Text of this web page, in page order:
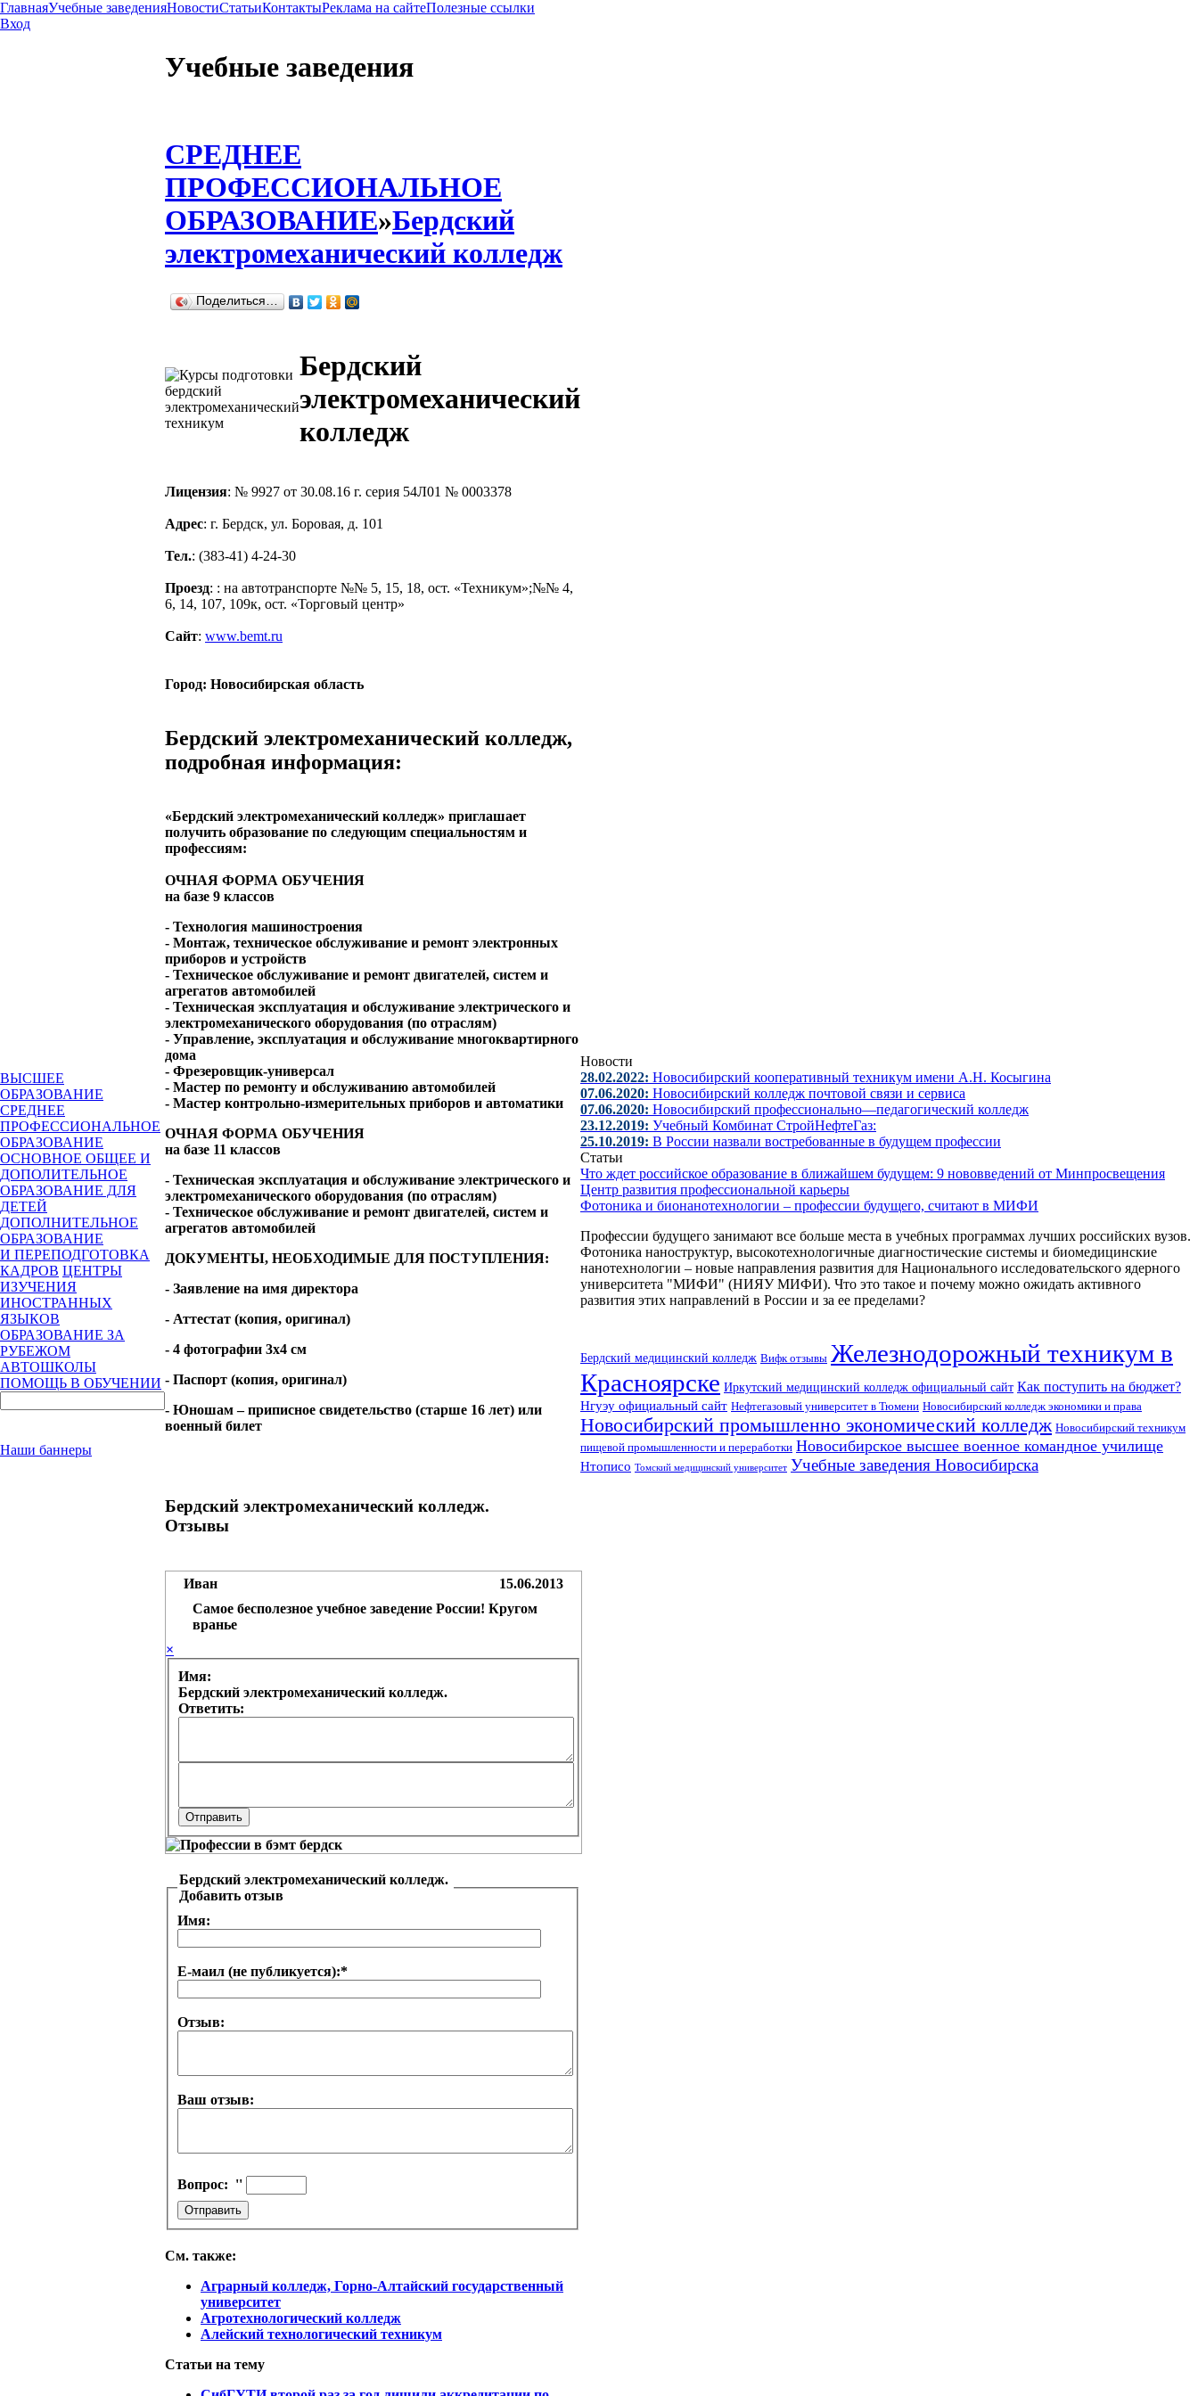
ГлавнаяУчебные заведенияНовостиСтатьиКонтактыРеклама на сайтеПолезные ссылки
Вход
ВЫСШЕЕ
ОБРАЗОВАНИЕ
СРЕДНЕЕ
ПРОФЕССИОНАЛЬНОЕ
ОБРАЗОВАНИЕ
ОСНОВНОЕ ОБЩЕЕ И
ДОПОЛИТЕЛЬНОЕ
ОБРАЗОВАНИЕ ДЛЯ
ДЕТЕЙ
ДОПОЛНИТЕЛЬНОЕ
ОБРАЗОВАНИЕ
И ПЕРЕПОДГОТОВКА
КАДРОВ ЦЕНТРЫ
ИЗУЧЕНИЯ
ИНОСТРАННЫХ
ЯЗЫКОВ
ОБРАЗОВАНИЕ ЗА
РУБЕЖОМ
АВТОШКОЛЫ
ПОМОЩЬ В ОБУЧЕНИИ
Наши баннеры
Учебные заведения
СРЕДНЕЕ
ПРОФЕССИОНАЛЬНОЕ
ОБРАЗОВАНИЕ»Бердский
электромеханический колледж
Поделиться…
Бердский
электромеханический
колледж
Лицензия: № 9927 от 30.08.16 г. серия 54Л01 № 0003378
Адрес: г. Бердск, ул. Боровая, д. 101
Тел.: (383-41) 4-24-30
Проезд: : на автотранспорте №№ 5, 15, 18, ост. «Техникум»;№№ 4,
6, 14, 107, 109к, ост. «Торговый центр»
Сайт: www.bemt.ru
Город: Новосибирская область
Бердский электромеханический колледж,
подробная информация:
«Бердский электромеханический колледж» приглашает
получить образование по следующим специальностям и
профессиям:
ОЧНАЯ ФОРМА ОБУЧЕНИЯ
на базе 9 классов
- Технология машиностроения
- Монтаж, техническое обслуживание и ремонт электронных
приборов и устройств
- Техническое обслуживание и ремонт двигателей, систем и
агрегатов автомобилей
- Техническая эксплуатация и обслуживание электрического и
электромеханического оборудования (по отраслям)
- Управление, эксплуатация и обслуживание многоквартирного
дома
- Фрезеровщик-универсал
- Мастер по ремонту и обслуживанию автомобилей
- Мастер контрольно-измерительных приборов и автоматики
ОЧНАЯ ФОРМА ОБУЧЕНИЯ
на базе 11 классов
- Техническая эксплуатация и обслуживание электрического и
электромеханического оборудования (по отраслям)
- Техническое обслуживание и ремонт двигателей, систем и
агрегатов автомобилей
ДОКУМЕНТЫ, НЕОБХОДИМЫЕ ДЛЯ ПОСТУПЛЕНИЯ:
- Заявление на имя директора
- Аттестат (копия, оригинал)
- 4 фотографии 3х4 см
- Паспорт (копия, оригинал)
- Юношам – приписное свидетельство (старше 16 лет) или
военный билет
Бердский электромеханический колледж.
Отзывы
Иван
15.06.2013
Самое бесполезное учебное заведение России! Кругом
вранье
×
Имя:
Бердский электромеханический колледж.
Ответить:
Бердский электромеханический колледж.
Добавить отзыв
Имя:
Е-маил (не публикуется):*
Отзыв:
Ваш отзыв:
Вопрос: ''
См. также:
Аграрный колледж, Горно-Алтайский государственный
университет
Агротехнологический колледж
Алейский технологический техникум
Статьи на тему
Новости
28.02.2022: Новосибирский кооперативный техникум имени А.Н. Косыгина
07.06.2020: Новосибирский колледж почтовой связи и сервиса
07.06.2020: Новосибирский профессионально—педагогический колледж
23.12.2019: Учебный Комбинат СтройНефтеГаз:
25.10.2019: В России назвали востребованные в будущем профессии
Статьи
Что ждет российское образование в ближайшем будущем: 9 нововведений от Минпросвещения
Центр развития профессиональной карьеры
Фотоника и бионанотехнологии – профессии будущего, считают в МИФИ
Профессии будущего занимают все больше места в учебных программах лучших российских вузов.
Фотоника наноструктур, высокотехнологичные диагностические системы и биомедицинские
нанотехнологии – новые направления развития для Национального исследовательского ядерного
университета "МИФИ" (НИЯУ МИФИ). Что это такое и почему можно ожидать активного
развития этих направлений в России и за ее пределами?
Бердский медицинский колледж Вифк отзывы Железнодорожный техникум в
Красноярске Иркутский медицинский колледж официальный сайт Как поступить на бюджет?
Нгуэу официальный сайт Нефтегазовый университет в Тюмени Новосибирский колледж экономики и права
Новосибирский промышленно экономический колледж Новосибирский техникум
пищевой промышленности и переработки Новосибирское высшее военное командное училище
Нтописо Томский медицинский университет Учебные заведения Новосибирска